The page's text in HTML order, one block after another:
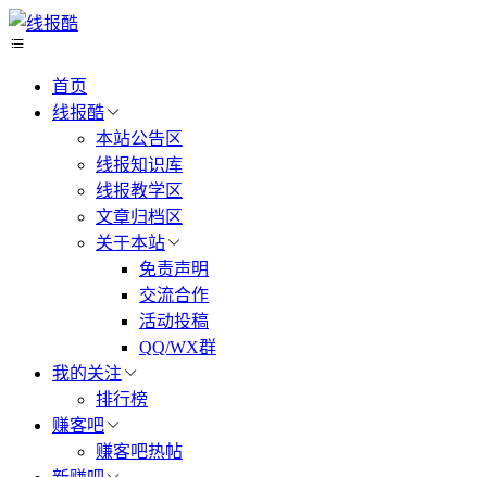
首页
线报酷
本站公告区
线报知识库
线报教学区
文章归档区
关于本站
免责声明
交流合作
活动投稿
QQ/WX群
我的关注
排行榜
赚客吧
赚客吧热帖